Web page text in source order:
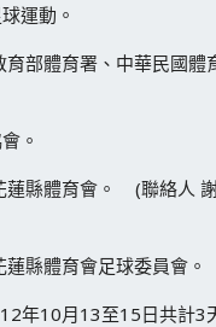
動。
育部體育署、中華民國體
。
蓮縣體育會。 (聯絡人
縣體育會足球委員會。
年10月13至15日共計3